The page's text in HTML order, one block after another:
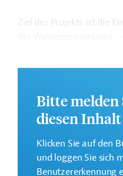
Ziel des Projekts ist die
Gesamtkosten:
225 Millionen Euro
Geberbeitrag:
100 Millionen Euro
Bitte melden
diesen
Klicken Sie auf den
und loggen Sie sich
Benutzererkennung